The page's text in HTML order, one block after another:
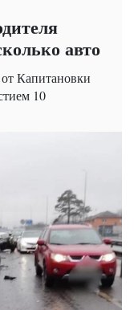
авто
Капитановки
10